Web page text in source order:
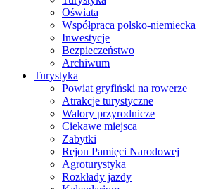
Oświata
Współpraca polsko-niemiecka
Inwestycje
Bezpieczeństwo
Archiwum
Turystyka
Powiat gryfiński na rowerze
Atrakcje turystyczne
Walory przyrodnicze
Ciekawe miejsca
Zabytki
Rejon Pamięci Narodowej
Agroturystyka
Rozkłady jazdy